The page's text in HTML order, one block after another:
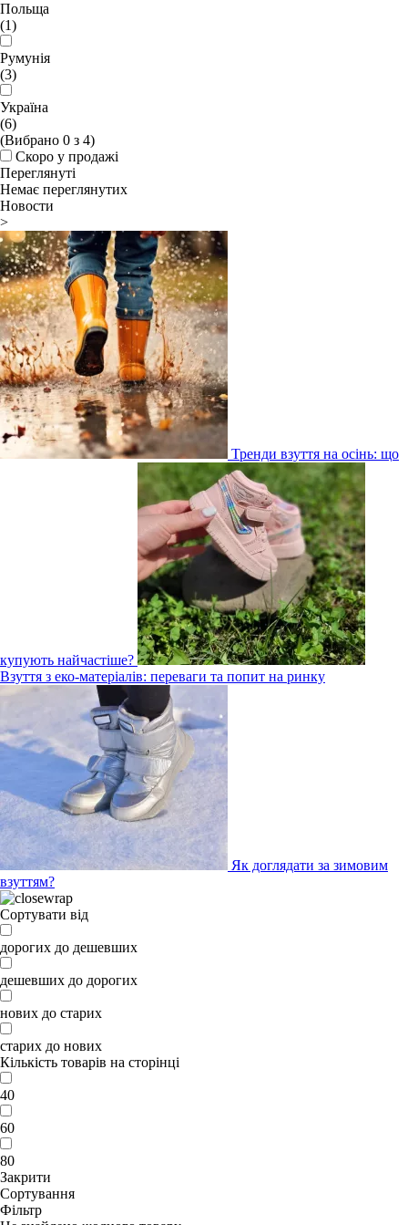
Польща
(1)
Румунія
(3)
Україна
(6)
(Вибрано 0 з 4)
Скоро у продажі
Переглянуті
Немає переглянутих
Новости
>
Тренди взуття на осінь: що
купують найчастіше?
Взуття з еко-матеріалів: переваги та попит на ринку
Як доглядати за зимовим
взуттям?
Сортувати від
дорогих до дешевших
дешевших до дорогих
нових до старих
старих до нових
Кількість товарів на сторінці
40
60
80
Закрити
Сортування
Фільтр